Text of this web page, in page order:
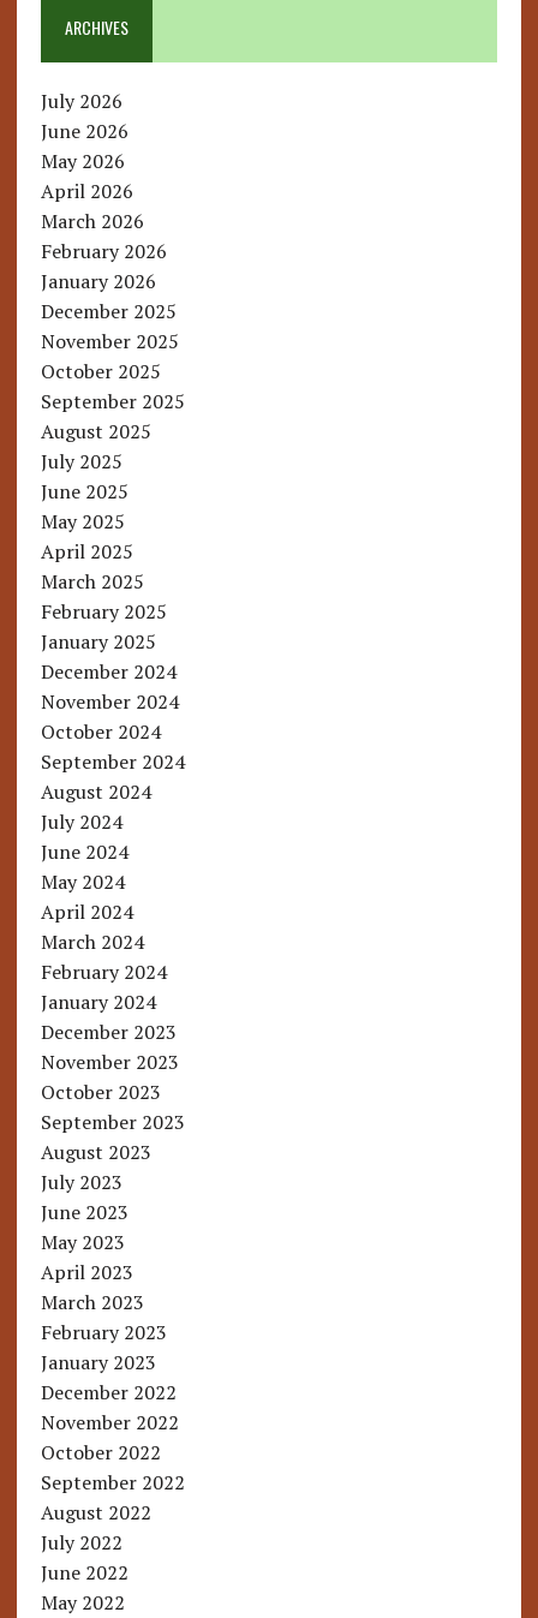
ARCHIVES
July 2026
June 2026
May 2026
April 2026
March 2026
February 2026
January 2026
December 2025
November 2025
October 2025
September 2025
August 2025
July 2025
June 2025
May 2025
April 2025
March 2025
February 2025
January 2025
December 2024
November 2024
October 2024
September 2024
August 2024
July 2024
June 2024
May 2024
April 2024
March 2024
February 2024
January 2024
December 2023
November 2023
October 2023
September 2023
August 2023
July 2023
June 2023
May 2023
April 2023
March 2023
February 2023
January 2023
December 2022
November 2022
October 2022
September 2022
August 2022
July 2022
June 2022
May 2022